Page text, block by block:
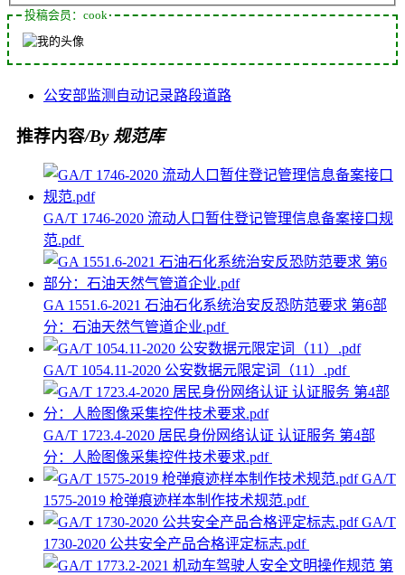
投稿会员：cook
公安部监测 自动记录路段道路
推荐内容/By 规范库
GA/T 1746-2020 流动人口暂住登记管理信息备案接口规
范.pdf
GA 1551.6-2021 石油石化系统治安反恐防范要求 第6部
分：石油天然气管道企业.pdf
GA/T 1054.11-2020 公安数据元限定词（11）.pdf
GA/T 1723.4-2020 居民身份网络认证 认证服务 第4部
分：人脸图像采集控件技术要求.pdf
GA/T
1575-2019 枪弹痕迹样本制作技术规范.pdf
GA/T
1730-2020 公共安全产品合格评定标志.pdf